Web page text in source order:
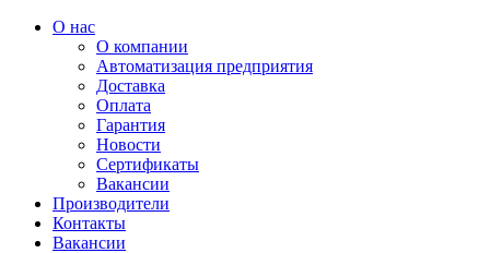
О нас
О компании
Автоматизация предприятия
Доставка
Оплата
Гарантия
Новости
Сертификаты
Вакансии
Производители
Контакты
Вакансии